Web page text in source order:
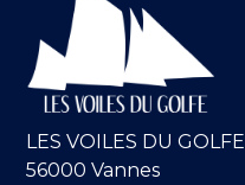
LES VOILES DU GOLFE
56000 Vannes